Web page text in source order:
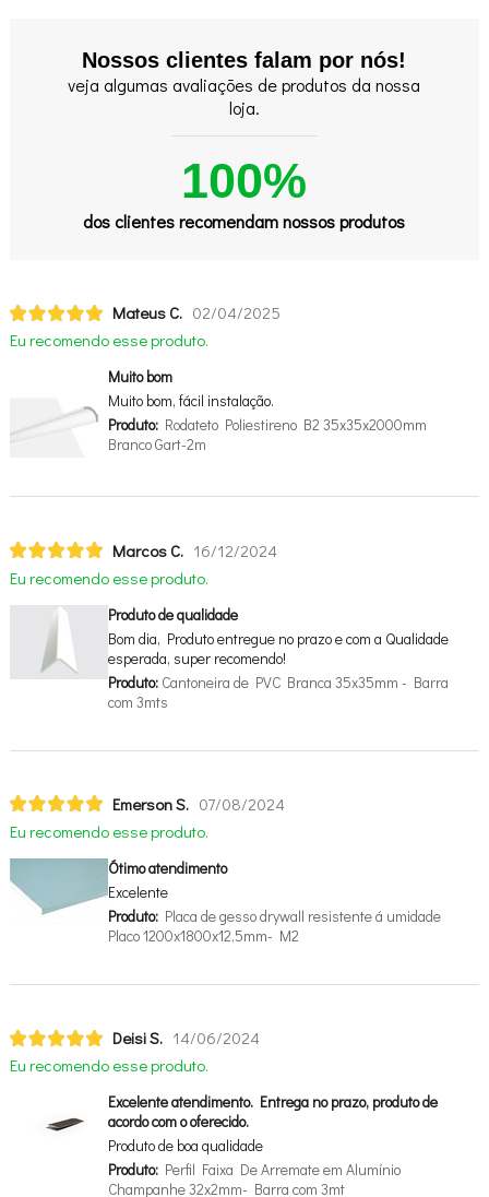
Nossos clientes falam por nós!
veja algumas avaliações de produtos da nossa
loja.
100%
dos clientes recomendam nossos produtos
Mateus C. 02/04/2025
Eu recomendo esse produto.
Muito bom
Muito bom, fácil instalação.
Produto:Rodateto Poliestireno B2 35x35x2000mm
Branco Gart-2m
Marcos C. 16/12/2024
Eu recomendo esse produto.
Produto de qualidade
Bom dia, Produto entregue no prazo e com a Qualidade
esperada, super recomendo!
Produto:Cantoneira de PVC Branca 35x35mm - Barra
com 3mts
Emerson S. 07/08/2024
Eu recomendo esse produto.
Ótimo atendimento
Excelente
Produto:Placa de gesso drywall resistente á umidade
Placo 1200x1800x12,5mm- M2
Deisi S. 14/06/2024
Eu recomendo esse produto.
Excelente atendimento. Entrega no prazo, produto de
acordo com o oferecido.
Produto de boa qualidade
Produto:Perfil Faixa De Arremate em Alumínio
Champanhe 32x2mm- Barra com 3mt